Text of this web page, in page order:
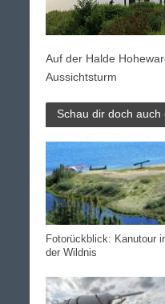
Auf der Halde
Aussichtsturm
Schau dir doch auch
Fotorückblick: Kanutour
der Wildnis